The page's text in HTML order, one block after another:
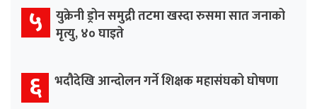
५ युक्रेनी ड्रोन समुद्री तटमा खस्दा रुसमा सात जनाको
मृत्यु, ४० घाइते
६ भदौदेखि आन्दोलन गर्ने शिक्षक महासंघको घोषणा